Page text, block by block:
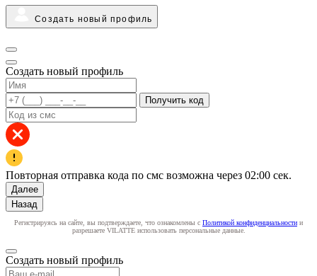
Создать новый профиль
Создать новый профиль
Получить код
Повторная отправка кода по смс возможна через 02:00 сек.
Далее
Назад
Регистрируясь на сайте, вы подтверждаете, что ознакомлены с Политикой конфиденциальности и
разрешаете VILATTE использовать персональные данные.
Создать новый профиль